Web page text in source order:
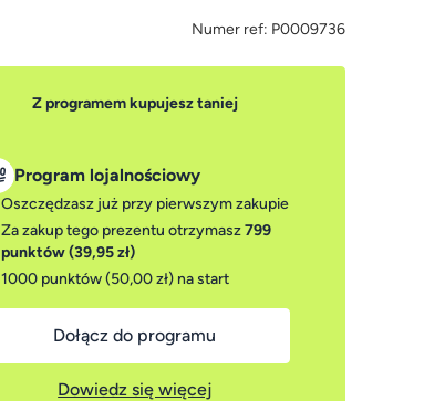
Numer ref: P0009736
Z programem kupujesz taniej
Program lojalnościowy
Oszczędzasz już przy pierwszym zakupie
Za zakup tego prezentu otrzymasz799
punktów (39,95 zł)
1000 punktów (50,00 zł) na start
Dołącz do programu
Dowiedz się więcej